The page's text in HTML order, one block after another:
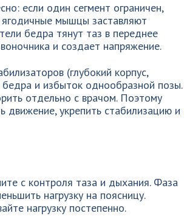
если один сегмент ограничен,
мышцы заставляют
бедра тянут таз в переднее
и создает напряжение.
(глубокий корпус,
и избыток однообразной позы.
отдельно с врачом. Поэтому
укрепить стабилизацию и
с контроля таза и дыхания. Фаза
нагрузку на поясницу.
нагрузку постепенно.